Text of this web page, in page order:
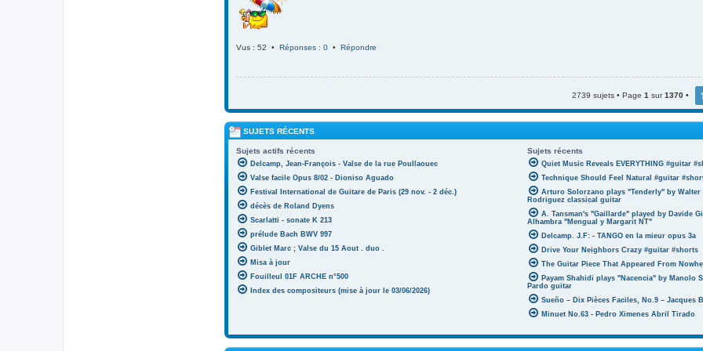
Vus : 52 • Réponses : 0 • Répondre
2739 sujets • Page 1 sur1370 • 1
SUJETS RÉCENTS
Sujets actifs récents Sujets récents
Delcamp, Jean-François - Valse de la rue Poullaouec
Valse facile Opus 8/02 - Dioniso Aguado
Festival International de Guitare de Paris (29 nov. - 2 déc.)
décès de Roland Dyens
Scarlatti - sonate K 213
prélude Bach BWV 997
Giblet Marc ; Valse du 15 Aout . duo .
Misa à jour
Fouilleul 01F ARCHE n°500
Index des compositeurs (mise à jour le 03/06/2026)
Quiet Music Reveals EVERYTHING #guitar
Technique Should Feel Natural #guitar
Arturo Solorzano plays "Tenderly" by Walter
Rodriguez classical guitar
A. Tansman's "Gaillarde" played by Davide
Alhambra "Mengual y Margarit NT"
Delcamp. J.F: - TANGO en la mieur opus 3a
Drive Your Neighbors Crazy #guitar #shorts
The Guitar Piece That Appeared From
Payam Shahidi plays "Nacencia" by Manolo
Pardo guitar
Sueño – Dix Pièces Faciles, No.9 – Jacques
Minuet No.63 - Pedro Ximenes Abril Tirado